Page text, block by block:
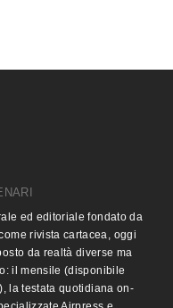
ed editoriale fondato da
rivista cartacea, oggi
da realtà diverse ma
il mensile (disponibile
la testata quotidiana on-